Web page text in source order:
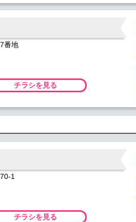
番地
チラシを見る
1
チラシを見る